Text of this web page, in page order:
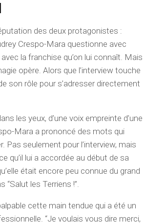
des deux protagonistes :
Crespo-Mara questionne avec
la franchise qu’on lui connaît. Mais
opère. Alors que l’interview touche
son rôle pour s’adresser directement
les yeux, d’une voix empreinte d’une
Mara a prononcé des mots qui
Pas seulement pour l’interview, mais
qu’il lui a accordée au début de sa
était encore peu connue du grand
“Salut les Terriens !”.
cette main tendue qui a été un
“Je voulais vous dire merci,